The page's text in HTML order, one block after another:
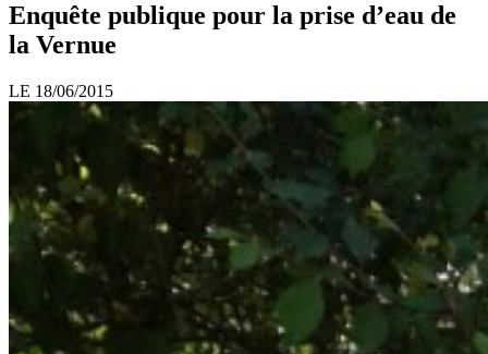
Enquête publique pour la prise d’eau de
la Vernue
LE 18/06/2015